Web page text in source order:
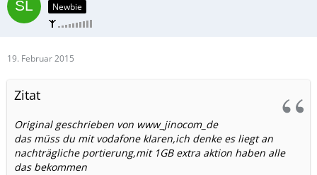
Bei Vertragsabschluss habe ich eine neue Rufnummer
doch noch mitgenommen. Anscheind ist das der Grund für
Unfassbar
Newbie
19. Februar 2015
Zitat
Original geschrieben von www_jinocom_de
das müss du mit vodafone klaren,ich denke es liegt an
nachträgliche portierung,mit 1GB extra aktion haben alle
das bekommen